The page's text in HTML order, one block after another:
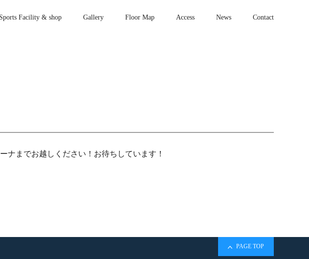
Sports Facility & shop Gallery Floor Map Access News Contact
ナまでお越しください！お待ちしています！
PAGE TOP